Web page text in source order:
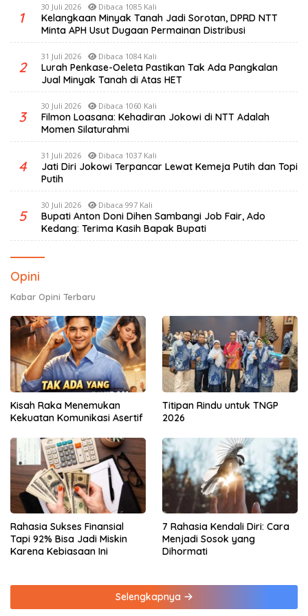
1
30 Juli 2026 Dibaca 1085 Kali
Kelangkaan Minyak Tanah Jadi Sorotan, DPRD NTT
Minta APH Usut Dugaan Permainan Distribusi
2
31 Juli 2026 Dibaca 1084 Kali
Lurah Penkase-Oeleta Pastikan Tak Ada Pangkalan
Jual Minyak Tanah di Atas HET
3
30 Juli 2026 Dibaca 1060 Kali
Filmon Loasana: Kehadiran Jokowi di NTT Adalah
Momen Silaturahmi
4
31 Juli 2026 Dibaca 1037 Kali
Jati Diri Jokowi Terpancar Lewat Kemeja Putih dan Topi
Putih
5
30 Juli 2026 Dibaca 997 Kali
Bupati Anton Doni Dihen Sambangi Job Fair, Ado
Kedang: Terima Kasih Bapak Bupati
Opini
Kabar Opini Terbaru
Kisah Raka Menemukan
Kekuatan Komunikasi Asertif
Titipan Rindu untuk TNGP
2026
Rahasia Sukses Finansial
Tapi 92% Bisa Jadi Miskin
Karena Kebiasaan Ini
7 Rahasia Kendali Diri: Cara
Menjadi Sosok yang
Dihormati
Selengkapnya